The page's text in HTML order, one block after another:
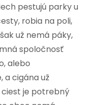
pestujú parky u
robia na poli,
už nemá páky,
spoločnosť
alebo
a cigána už
ciest je potrebný